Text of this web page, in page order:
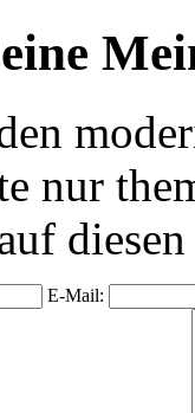
nur
E-Mail: